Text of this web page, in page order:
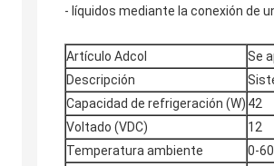
- líquidos mediante la conexión de
Artículo Adcol
Se
Descripción
Capacidad de refrigeración (W) 42
Voltado (VDC)
12
Temperatura ambiente
0-